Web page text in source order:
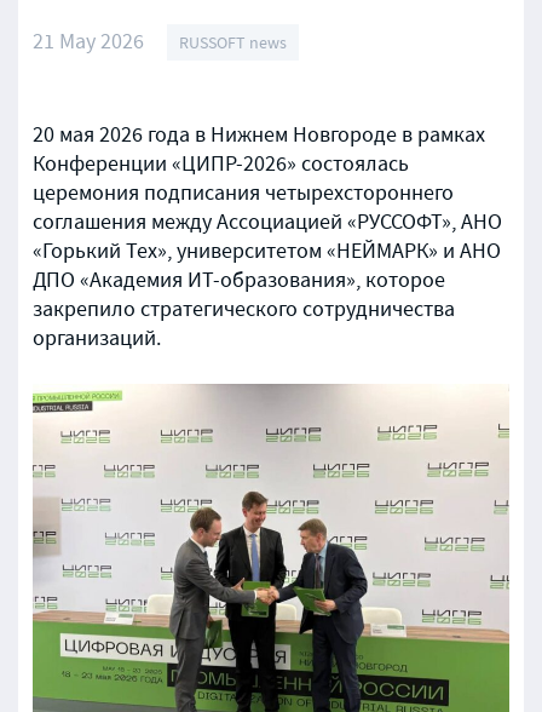
21 May 2026 RUSSOFT news
20 мая 2026 года в Нижнем Новгороде в рамках
Конференции «ЦИПР-2026» состоялась
церемония подписания четырехстороннего
соглашения между Ассоциацией «РУССОФТ», АНО
«Горький Тех», университетом «НЕЙМАРК» и АНО
ДПО «Академия ИТ-образования», которое
закрепило стратегического сотрудничества
организаций.